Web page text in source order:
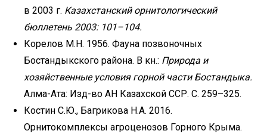
в 2003 г. Казахстанский орнитологический
бюллетень 2003: 101–104.
Корелов М.Н. 1956. Фауна позвоночных
Бостандыкского района. В кн.: Природа и
хозяйственные условия горной части Бостандыка.
Алма-Ата: Изд-во АН Казахской ССР. С. 259–325.
Костин С.Ю., Багрикова Н.А. 2016.
Орнитокомплексы агроценозов Горного Крыма.